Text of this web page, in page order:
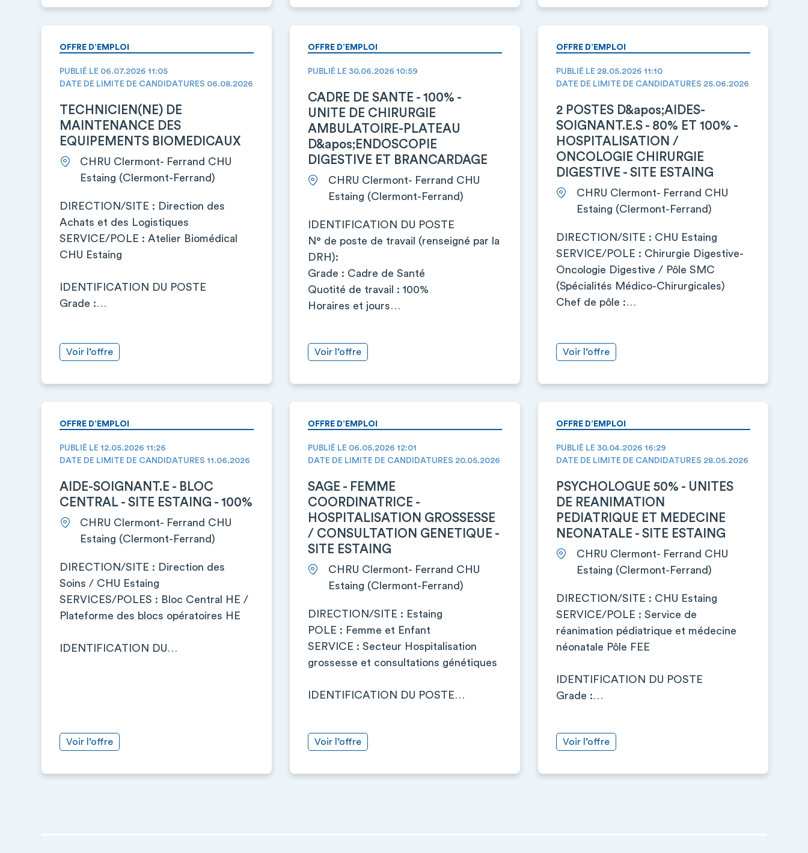
OFFRE D’EMPLOI
PUBLIÉ LE 06.07.2026 11:05
DATE DE LIMITE DE CANDIDATURES 06.08.2026
TECHNICIEN(NE) DE
MAINTENANCE DES
EQUIPEMENTS BIOMEDICAUX
CHRU Clermont- Ferrand CHU
Estaing (Clermont-Ferrand)
DIRECTION/SITE : Direction des
Achats et des Logistiques
SERVICE/POLE : Atelier Biomédical
CHU Estaing
IDENTIFICATION DU POSTE
Grade :…
Voir l’offre
OFFRE D’EMPLOI
PUBLIÉ LE 30.06.2026 10:59
CADRE DE SANTE - 100% -
UNITE DE CHIRURGIE
AMBULATOIRE-PLATEAU
D&apos;ENDOSCOPIE
DIGESTIVE ET BRANCARDAGE
CHRU Clermont- Ferrand CHU
Estaing (Clermont-Ferrand)
IDENTIFICATION DU POSTE
N° de poste de travail (renseigné par la
DRH):
Grade : Cadre de Santé
Quotité de travail : 100%
Horaires et jours…
Voir l’offre
OFFRE D’EMPLOI
PUBLIÉ LE 28.05.2026 11:10
DATE DE LIMITE DE CANDIDATURES 25.06.2026
2 POSTES D&apos;AIDES-
SOIGNANT.E.S - 80% ET 100% -
HOSPITALISATION /
ONCOLOGIE CHIRURGIE
DIGESTIVE - SITE ESTAING
CHRU Clermont- Ferrand CHU
Estaing (Clermont-Ferrand)
DIRECTION/SITE : CHU Estaing
SERVICE/POLE : Chirurgie Digestive-
Oncologie Digestive / Pôle SMC
(Spécialités Médico-Chirurgicales)
Chef de pôle :…
Voir l’offre
OFFRE D’EMPLOI
PUBLIÉ LE 12.05.2026 11:26
DATE DE LIMITE DE CANDIDATURES 11.06.2026
AIDE-SOIGNANT.E - BLOC
CENTRAL - SITE ESTAING - 100%
CHRU Clermont- Ferrand CHU
Estaing (Clermont-Ferrand)
DIRECTION/SITE : Direction des
Soins / CHU Estaing
SERVICES/POLES : Bloc Central HE /
Plateforme des blocs opératoires HE
IDENTIFICATION DU…
Voir l’offre
OFFRE D’EMPLOI
PUBLIÉ LE 06.05.2026 12:01
DATE DE LIMITE DE CANDIDATURES 20.05.2026
SAGE - FEMME
COORDINATRICE -
HOSPITALISATION GROSSESSE
/ CONSULTATION GENETIQUE -
SITE ESTAING
CHRU Clermont- Ferrand CHU
Estaing (Clermont-Ferrand)
DIRECTION/SITE : Estaing
POLE : Femme et Enfant
SERVICE : Secteur Hospitalisation
grossesse et consultations génétiques
IDENTIFICATION DU POSTE…
Voir l’offre
OFFRE D’EMPLOI
PUBLIÉ LE 30.04.2026 16:29
DATE DE LIMITE DE CANDIDATURES 28.05.2026
PSYCHOLOGUE 50% - UNITES
DE REANIMATION
PEDIATRIQUE ET MEDECINE
NEONATALE - SITE ESTAING
CHRU Clermont- Ferrand CHU
Estaing (Clermont-Ferrand)
DIRECTION/SITE : CHU Estaing
SERVICE/POLE : Service de
réanimation pédiatrique et médecine
néonatale Pôle FEE
IDENTIFICATION DU POSTE
Grade :…
Voir l’offre